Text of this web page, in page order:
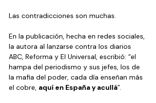
Las contradicciones son muchas.
En la publicación, hecha en redes sociales,
la autora al lanzarse contra los diarios
ABC, Reforma y El Universal, escribió: “el
hampa del periodismo y sus jefes, los de
la mafia del poder, cada día enseñan más
el cobre, aquí en España y acullá”.